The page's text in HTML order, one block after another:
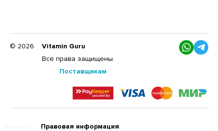
© 2026
Vitamin Guru
Все права защищены.
Поставщикам
Правовая информация